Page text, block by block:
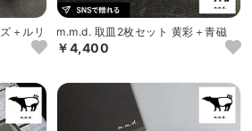
＋ルリ m.m.d. 取皿2枚セット 黄彩＋青磁
￥4,400